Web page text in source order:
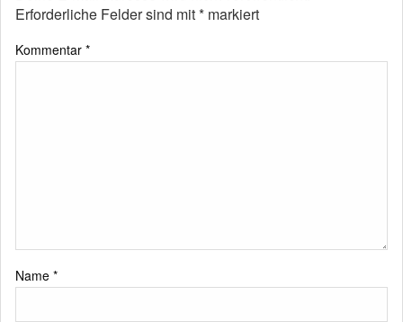
Erforderliche Felder sind mit* markiert
Kommentar *
Name *